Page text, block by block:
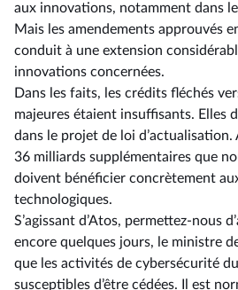
aux innovations, notamment dans
Mais les amendements approuvés
conduit à une extension
innovations concernées.
Dans les faits, les crédits fléchés
majeures étaient insuffisants. Elles
dans le projet de loi d’actualisation.
36 milliards supplémentaires que
doivent bénéficier concrètement
technologiques.
S’agissant d’Atos, permettez-nous
encore quelques jours, le ministre
que les activités de cybersécurité
susceptibles d’être cédées. Il est